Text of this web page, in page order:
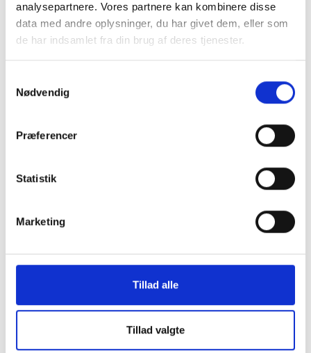
analysepartnere. Vores partnere kan kombinere disse
data med andre oplysninger, du har givet dem, eller som
de har indsamlet fra din brug af deres tjenester.
Nødvendig
Præferencer
Statistik
Marketing
Tillad alle
Tillad valgte
199 kr.
15/15 Plus
79 kr.